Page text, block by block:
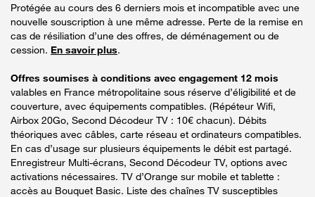
Protégée au cours des 6 derniers mois et incompatible avec une
nouvelle souscription à une même adresse. Perte de la remise en
cas de résiliation d’une des offres, de déménagement ou de
cession. En savoir plus.
Offres soumises à conditions avec engagement 12 mois
valables en France métropolitaine sous réserve d’éligibilité et de
couverture, avec équipements compatibles. (Répéteur Wifi,
Airbox 20Go, Second Décodeur TV : 10€ chacun). Débits
théoriques avec câbles, carte réseau et ordinateurs compatibles.
En cas d’usage sur plusieurs équipements le débit est partagé.
Enregistreur Multi-écrans, Second Décodeur TV, options avec
activations nécessaires. TV d’Orange sur mobile et tablette :
accès au Bouquet Basic. Liste des chaînes TV susceptibles